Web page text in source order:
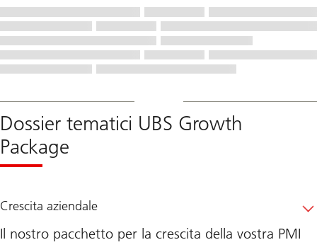
Dossier tematici UBS Growth
Package
Crescita aziendale
Il nostro pacchetto per la crescita della vostra PMI